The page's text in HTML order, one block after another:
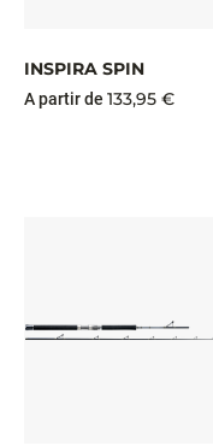
INSPIRA SPIN
A partir de 133,95 €